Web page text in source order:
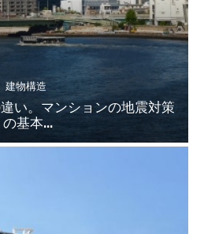
建物構造
い。マンションの地震対策
の基本...